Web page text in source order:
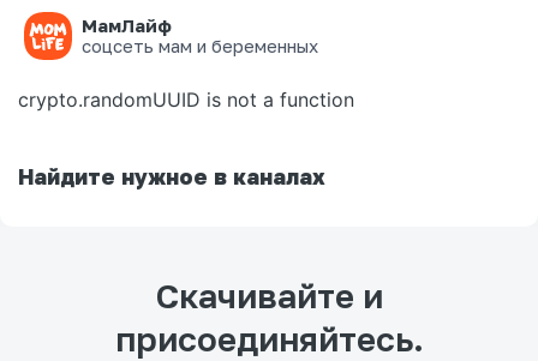
МамЛайф
соцсеть мам и беременных
Ошибка на странице
crypto.randomUUID is not a function
Найдите нужное в каналах
Скачивайте и
присоединяйтесь.